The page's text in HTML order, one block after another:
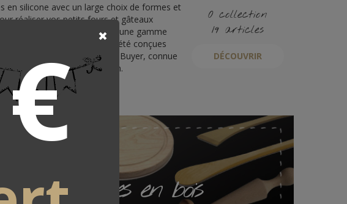
€
en silicone avec un large choix de formes et
réaliser vos petits fours et gâteaux
gamme professionnelle et une gamme
exigeants. Elles ont été conçues
de la société De Buyer, connue
de ses produits de cuisson.
0 collection
19 articles
DÉCOUVRIR
Ustensiles en bois